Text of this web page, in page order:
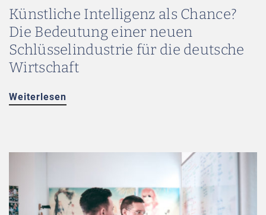
Künstliche Intelligenz als Chance?
Die Bedeutung einer neuen
Schlüsselindustrie für die deutsche
Wirtschaft
Weiterlesen